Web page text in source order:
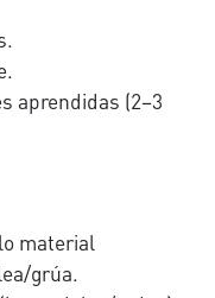
aprendidas (2–3
material
grúa.